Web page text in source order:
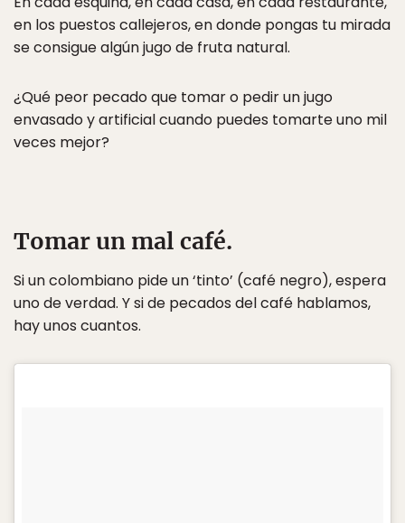
en los puestos callejeros, en donde pongas tu mirada
se consigue algún jugo de fruta natural.
¿Qué peor pecado que tomar o pedir un jugo
envasado y artificial cuando puedes tomarte uno mil
veces mejor?
Tomar un mal café.
Si un colombiano pide un ‘tinto’ (café negro), espera
uno de verdad. Y si de pecados del café hablamos,
hay unos cuantos.